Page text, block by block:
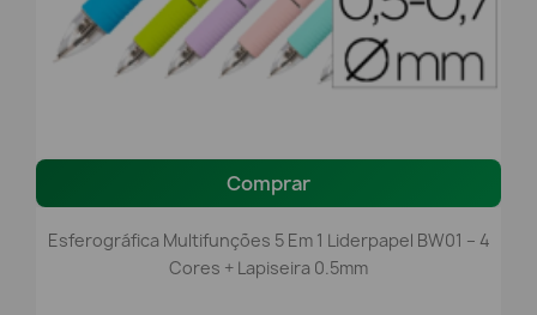
Comprar
Esferográfica Multifunções 5 Em 1 Liderpapel BW01 – 4
Cores + Lapiseira 0.5mm